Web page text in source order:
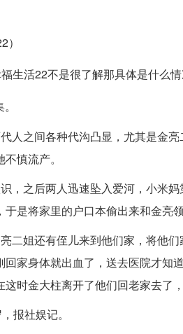
生活22不是很了解那具体是什么
人之间各种代沟凸显，尤其是金
慎流产。
，之后两人迅速坠入爱河，小米
是将家里的户口本偷出来和金亮领
二姐还有侄儿来到他们家，将他
家身体就出血了，送去医院才知
时金大柱离开了他们回老家去了
报社娱记。